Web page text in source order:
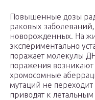
Повышенные дозы
раковых
новорожденных. На
экспериментально
поражает молекулы
поражения возникают
хромосомные
мутаций не
приводят к летальным